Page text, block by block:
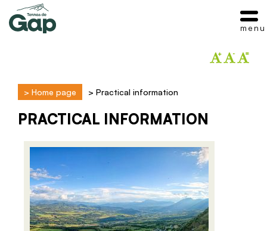
> Home page > Practical information
PRACTICAL INFORMATION
menu